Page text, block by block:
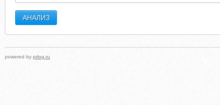
powered by prlog.ru